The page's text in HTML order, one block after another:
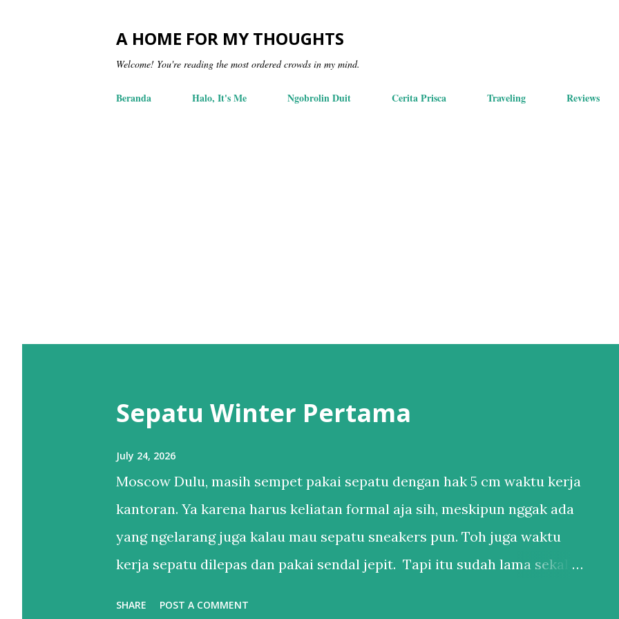
A HOME FOR MY THOUGHTS
Welcome! You're reading the most ordered crowds in my mind.
Beranda Halo, It's Me Ngobrolin Duit Cerita Prisca Traveling Reviews
Sepatu Winter Pertama
July 24, 2026
Moscow Dulu, masih sempet pakai sepatu dengan hak 5 cm waktu kerja
kantoran. Ya karena harus keliatan formal aja sih, meskipun nggak ada
yang ngelarang juga kalau mau sepatu sneakers pun. Toh juga waktu
kerja sepatu dilepas dan pakai sendal jepit. Tapi itu sudah lama sekali.
SHARE POST A COMMENT